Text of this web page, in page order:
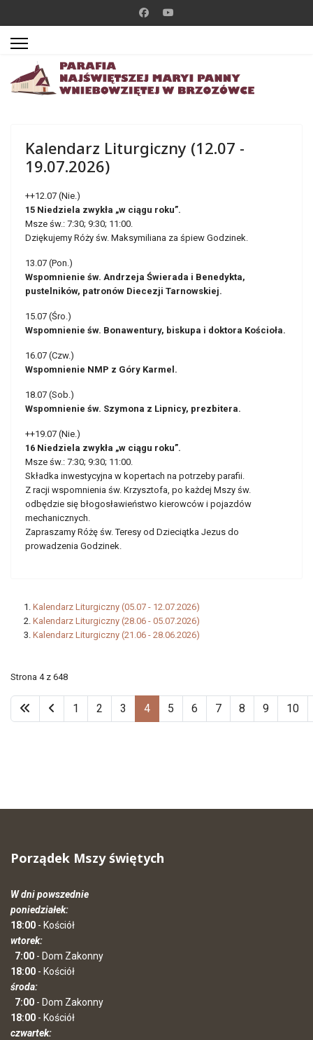
Kalendarz Liturgiczny (12.07 -
19.07.2026)
++12.07 (Nie.)
15 Niedziela zwykła „w ciągu roku”.
Msze św.: 7:30; 9:30; 11:00.
Dziękujemy Róży św. Maksymiliana za śpiew Godzinek.
13.07 (Pon.)
Wspomnienie św. Andrzeja Świerada i Benedykta,
pustelników, patronów Diecezji Tarnowskiej.
15.07 (Śro.)
Wspomnienie św. Bonawentury, biskupa i doktora Kościoła.
16.07 (Czw.)
Wspomnienie NMP z Góry Karmel.
18.07 (Sob.)
Wspomnienie św. Szymona z Lipnicy, prezbitera.
++19.07 (Nie.)
16 Niedziela zwykła „w ciągu roku”.
Msze św.: 7:30; 9:30; 11:00.
Składka inwestycyjna w kopertach na potrzeby parafii.
Z racji wspomnienia św. Krzysztofa, po każdej Mszy św.
odbędzie się błogosławieństwo kierowców i pojazdów
mechanicznych.
Zapraszamy Różę św. Teresy od Dzieciątka Jezus do
prowadzenia Godzinek.
Kalendarz Liturgiczny (05.07 - 12.07.2026)
Kalendarz Liturgiczny (28.06 - 05.07.2026)
Kalendarz Liturgiczny (21.06 - 28.06.2026)
Strona 4 z 648
1 2 3 4 5 6 7 8 9 10
Porządek Mszy świętych
W dni powszednie
poniedziałek:
18:00 - Kościół
wtorek:
7:00 - Dom Zakonny
18:00 - Kościół
środa:
7:00 - Dom Zakonny
18:00 - Kościół
czwartek: